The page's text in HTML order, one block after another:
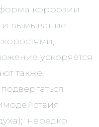
коррозии
и вымывание
ускоряется
также
нередко